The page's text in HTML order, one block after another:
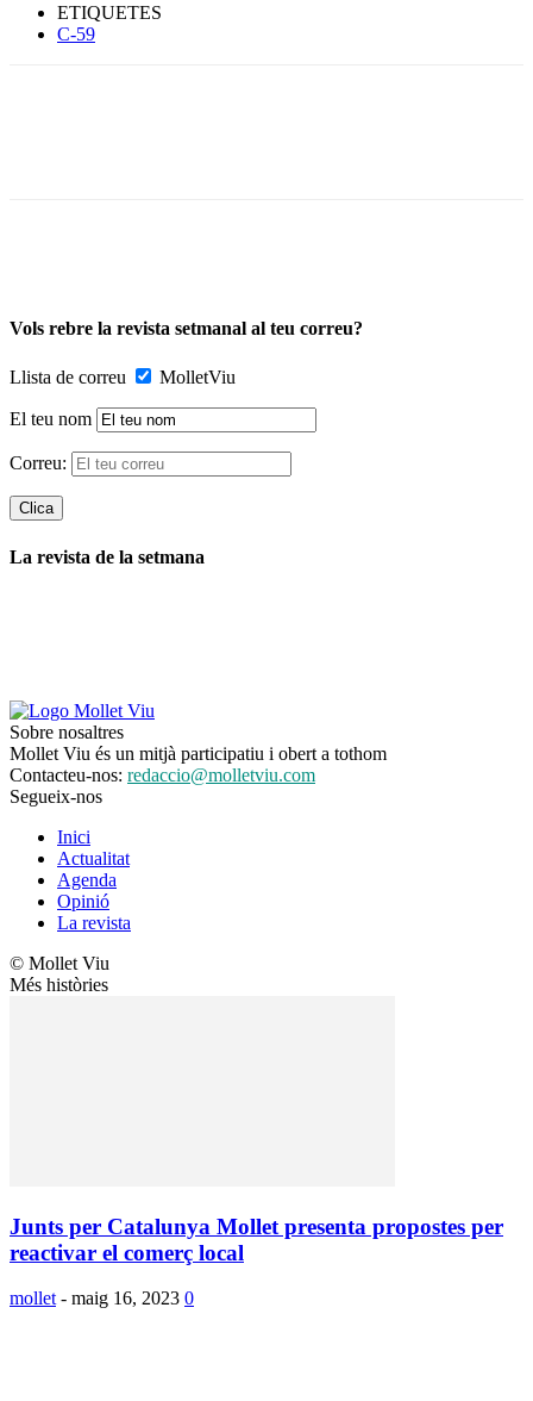
ETIQUETES
C-59
Vols rebre la revista setmanal al teu correu?
Llista de correu MolletViu
El teu nom
Correu:
La revista de la setmana
Sobre nosaltres
Mollet Viu és un mitjà participatiu i obert a tothom
Contacteu-nos: redaccio@molletviu.com
Segueix-nos
Inici
Actualitat
Agenda
Opinió
La revista
© Mollet Viu
Més històries
Junts per Catalunya Mollet presenta propostes per
reactivar el comerç local
mollet - maig 16, 2023 0